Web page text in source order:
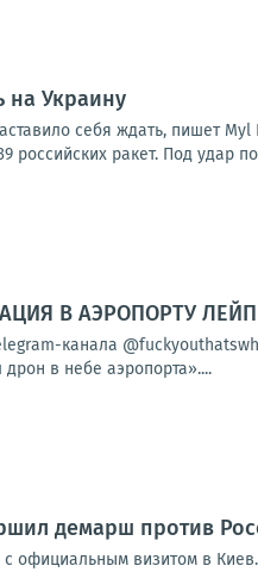
на Украину
себя ждать, пишет Myl
российских ракет. Под удар
В АЭРОПОРТУ
канала
в небе аэропорта»....
демарш против
визитом в